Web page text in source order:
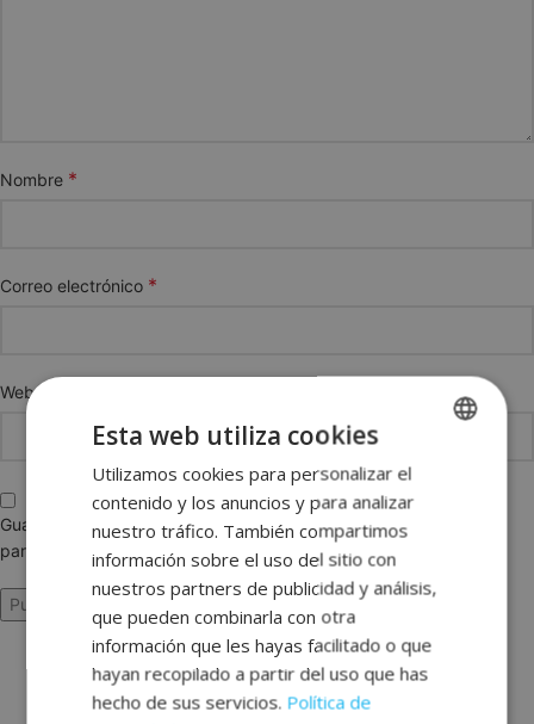
Nombre *
Correo electrónico *
Web
Guarda mi nombre, correo electrónico y web en este navegador
para la próxima vez que comente.
SPANISH
ENGLISH
GERMAN
Esta web utiliza cookies
Utilizamos cookies para personalizar el
contenido y los anuncios y para analizar
nuestro tráfico. También compartimos
información sobre el uso del sitio con
nuestros partners de publicidad y análisis,
que pueden combinarla con otra
información que les hayas facilitado o que
hayan recopilado a partir del uso que has
hecho de sus servicios. Política de